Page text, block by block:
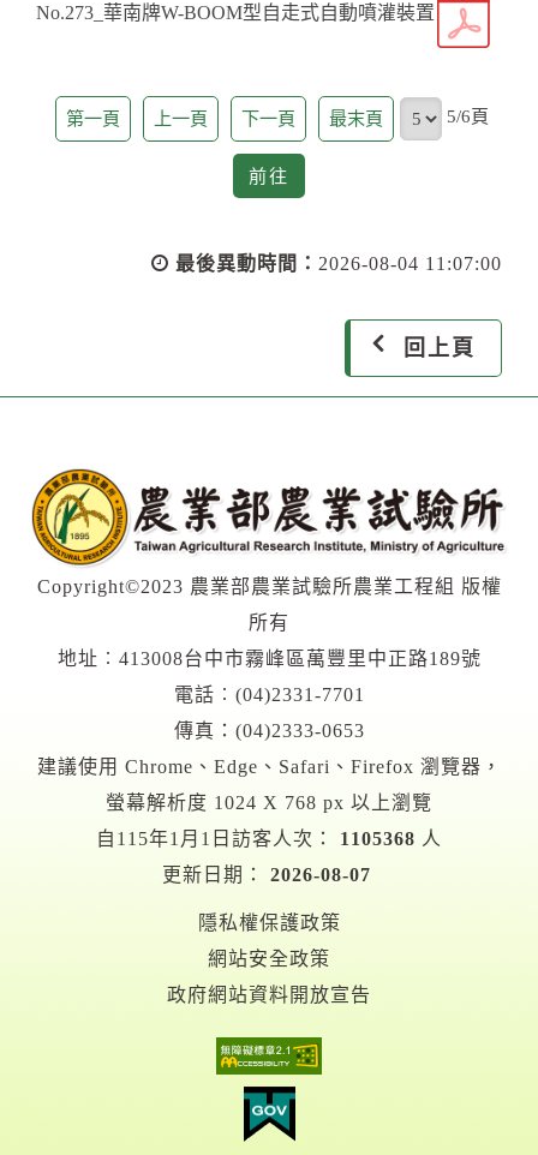
No.273_華南牌W-BOOM型自走式自動噴灌裝置
第一頁 上一頁 下一頁 最末頁 頁
5/6頁
前往
往
最後異動時間： 2026-08-04 11:07:00
回上頁
Copyright©2023 農業部農業試驗所農業工程組 版權
所有
地址︰413008台中市霧峰區萬豐里中正路189號
電話︰(04)2331-7701
傳真：(04)2333-0653
建議使用 Chrome、Edge、Safari、Firefox 瀏覽器，
螢幕解析度 1024 X 768 px 以上瀏覽
自115年1月1日訪客人次：
1105368 人
更新日期：
2026-08-07
隱私權保護政策
網站安全政策
政府網站資料開放宣告